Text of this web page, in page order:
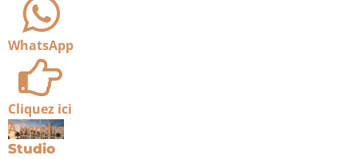
WhatsApp
Cliquez ici
À vendre
Studio